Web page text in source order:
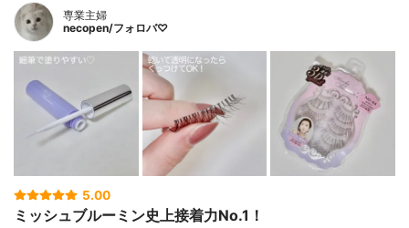
専業主婦
necopen/フォロバ♡
5.00
ミッシュブルーミン史上接着力No.1！